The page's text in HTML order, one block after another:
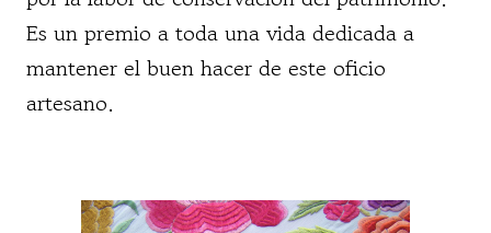
Es un premio a toda una vida dedicada a
mantener el buen hacer de este oficio
artesano.